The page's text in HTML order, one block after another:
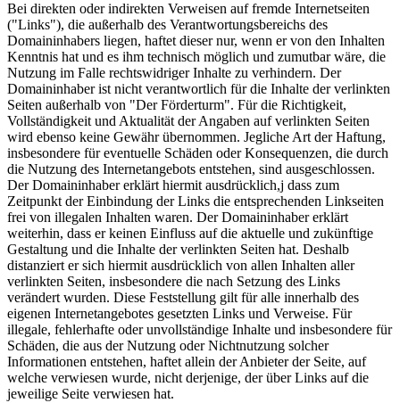
Bei direkten oder indirekten Verweisen auf fremde Internetseiten
("Links"), die außerhalb des Verantwortungsbereichs des
Domaininhabers liegen, haftet dieser nur, wenn er von den Inhalten
Kenntnis hat und es ihm technisch möglich und zumutbar wäre, die
Nutzung im Falle rechtswidriger Inhalte zu verhindern. Der
Domaininhaber ist nicht verantwortlich für die Inhalte der verlinkten
Seiten außerhalb von "Der Förderturm". Für die Richtigkeit,
Vollständigkeit und Aktualität der Angaben auf verlinkten Seiten
wird ebenso keine Gewähr übernommen. Jegliche Art der Haftung,
insbesondere für eventuelle Schäden oder Konsequenzen, die durch
die Nutzung des Internetangebots entstehen, sind ausgeschlossen.
Der Domaininhaber erklärt hiermit ausdrücklich,j dass zum
Zeitpunkt der Einbindung der Links die entsprechenden Linkseiten
frei von illegalen Inhalten waren. Der Domaininhaber erklärt
weiterhin, dass er keinen Einfluss auf die aktuelle und zukünftige
Gestaltung und die Inhalte der verlinkten Seiten hat. Deshalb
distanziert er sich hiermit ausdrücklich von allen Inhalten aller
verlinkten Seiten, insbesondere die nach Setzung des Links
verändert wurden. Diese Feststellung gilt für alle innerhalb des
eigenen Internetangebotes gesetzten Links und Verweise. Für
illegale, fehlerhafte oder unvollständige Inhalte und insbesondere für
Schäden, die aus der Nutzung oder Nichtnutzung solcher
Informationen entstehen, haftet allein der Anbieter der Seite, auf
welche verwiesen wurde, nicht derjenige, der über Links auf die
jeweilige Seite verwiesen hat.